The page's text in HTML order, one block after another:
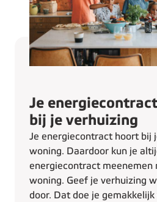
Je
bij je verhuizing
Je energiecontract hoort bij
woning. Daardoor kun je
energiecontract meenemen
woning. Geef je verhuizing
door. Dat doe je gemakkelijk